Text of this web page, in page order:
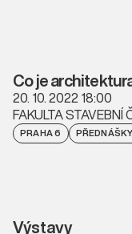
Co je
20. 10. 2022 18:00
FAKULTA
PRAHA 6
Výstavy